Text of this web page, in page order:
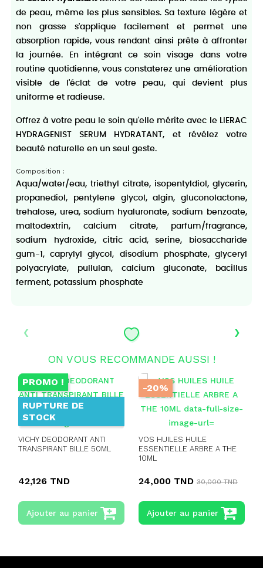
de peau, même les plus sensibles. Sa texture légère et
non grasse s'applique facilement et permet une
absorption rapide, vous rendant ainsi prête à affronter
la journée. En intégrant ce soin visage dans votre
routine quotidienne, vous constaterez une amélioration
visible de l'éclat de votre peau, qui devient plus
uniforme et radieuse.
Offrez à votre peau le soin qu'elle mérite avec le LIERAC
HYDRAGENIST SERUM HYDRATANT, et révélez votre
beauté naturelle en un seul geste.
Composition :
Aqua/water/eau, triethyl citrate, isopentyldiol, glycerin,
propanediol, pentylene glycol, algin, gluconolactone,
trehalose, urea, sodium hyaluronate, sodium benzoate,
maltodextrin, calcium citrate, parfum/fragrance,
sodium hydroxide, citric acid, serine, biosaccharide
gum-1, caprylyl glycol, disodium phosphate, glyceryl
polyacrylate, pullulan, calcium gluconate, bacillus
ferment, potassium phosphate
ON VOUS RECOMMANDE AUSSI !
PROMO !
RUPTURE DE
STOCK
VICHY DEODORANT ANTI
TRANSPIRANT BILLE 50ML
42,126 TND
Ajouter au panier
-20%
VOS HUILES HUILE
ESSENTIELLE ARBRE A THE
10ML
24,000 TND 30,000 TND
Ajouter au panier
‹ ›